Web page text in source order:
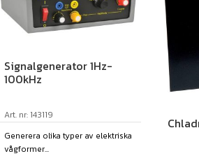
Signalgenerator 1Hz-
100kHz
Art. nr: 143119
Generera olika typer av elektriska
vågformer...